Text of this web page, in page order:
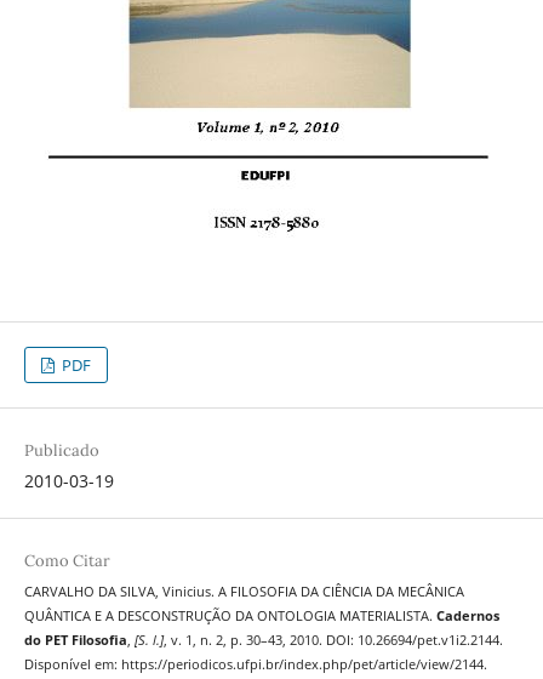
PDF
Publicado
2010-03-19
Como Citar
CARVALHO DA SILVA, Vinicius. A FILOSOFIA DA CIÊNCIA DA MECÂNICA
QUÂNTICA E A DESCONSTRUÇÃO DA ONTOLOGIA MATERIALISTA. Cadernos
do PET Filosofia, [S. l.], v. 1, n. 2, p. 30–43, 2010. DOI: 10.26694/pet.v1i2.2144.
Disponível em: https://periodicos.ufpi.br/index.php/pet/article/view/2144.